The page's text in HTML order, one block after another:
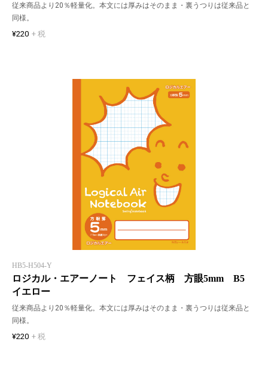
従来商品より20％軽量化。本文には厚みはそのまま・裏うつりは従来品と
同様。
¥220 + 税
HB5-H504-Y
ロジカル・エアーノート フェイス柄 方眼5mm B5
イエロー
従来商品より20％軽量化。本文には厚みはそのまま・裏うつりは従来品と
同様。
¥220 + 税